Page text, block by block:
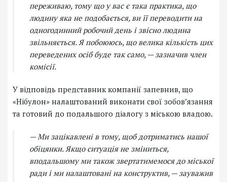
переживаю, тому що у вас є така практика, що
людину яка не подобається, ви її переводити на
одногодинний робочий день і звісно людина
звільняється. Я побоююсь, що велика кількість цих
переведених осіб буде так само, — зазначив член
комісії.
У відповідь представник компанії запевнив, що
«Нібулон» налаштований виконати свої зобов’язання
та готовий до подальшого діалогу з міською владою.
— Ми зацікавлені в тому, щоб дотриматись нашої
обіцянки. Якщо ситуація не зміниться,
вподальшому ми також звертатимемося до міської
ради і ми налаштовані на конструктив, — зауважив